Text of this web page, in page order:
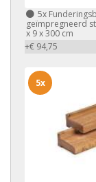
5x
geïmpregneerd
x 9 x 300 cm
+€ 94,75
5x